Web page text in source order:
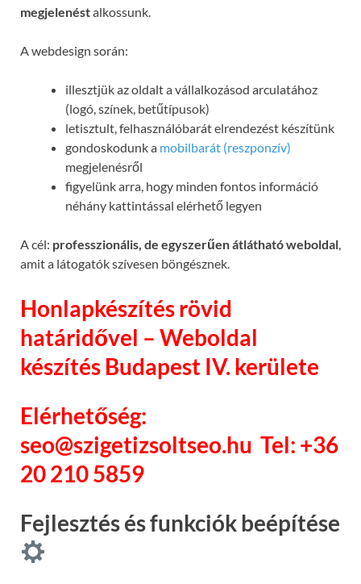
megjelenéstalkossunk.
A webdesign során:
illesztjük az oldalt a vállalkozásod arculatához
(logó, színek, betűtípusok)
letisztult, felhasználóbarát elrendezést készítünk
gondoskodunk a mobilbarát (reszponzív)
megjelenésről
figyelünk arra, hogy minden fontos információ
néhány kattintással elérhető legyen
A cél: professzionális, de egyszerűen átlátható weboldal,
amit a látogatók szívesen böngésznek.
Honlapkészítés rövid
határidővel – Weboldal
készítés Budapest IV. kerülete
Elérhetőség:
seo@szigetizsoltseo.hu Tel: +36
20 210 5859
Fejlesztés és funkciók beépítése